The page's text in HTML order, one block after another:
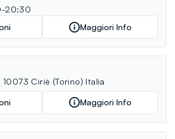
20:30
Maggiori Info
Ciriè (Torino) Italia
Maggiori Info